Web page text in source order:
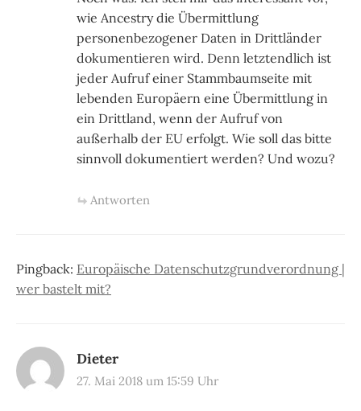
wie Ancestry die Übermittlung
personenbezogener Daten in Drittländer
dokumentieren wird. Denn letztendlich ist
jeder Aufruf einer Stammbaumseite mit
lebenden Europäern eine Übermittlung in
ein Drittland, wenn der Aufruf von
außerhalb der EU erfolgt. Wie soll das bitte
sinnvoll dokumentiert werden? Und wozu?
Antworten
Pingback: Europäische Datenschutzgrundverordnung |
wer bastelt mit?
Dieter
27. Mai 2018 um 15:59 Uhr